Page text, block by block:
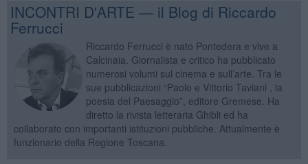
INCONTRI D'ARTE — il Blog di Riccardo
Ferrucci
Riccardo Ferrucci è nato Pontedera e vive a
Calcinaia. Giornalista e critico ha pubblicato
numerosi volumi sul cinema e sull’arte. Tra le
sue pubblicazioni “Paolo e Vittorio Taviani , la
poesia del Paesaggio”, editore Gremese. Ha
diretto la rivista letteraria Ghibli ed ha
collaborato con importanti istituzioni pubbliche. Attualmente è
funzionario della Regione Toscana.